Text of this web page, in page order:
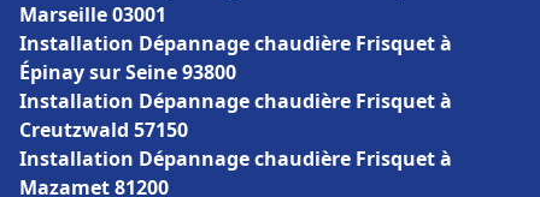
Marseille 03001
Installation Dépannage chaudière Frisquet à
Épinay sur Seine 93800
Installation Dépannage chaudière Frisquet à
Creutzwald 57150
Installation Dépannage chaudière Frisquet à
Mazamet 81200